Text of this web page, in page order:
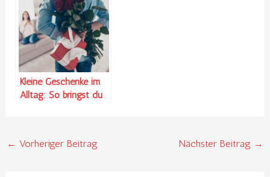
Kleine Geschenke im
Alltag: So bringst du
← Vorheriger Beitrag Nächster Beitrag →